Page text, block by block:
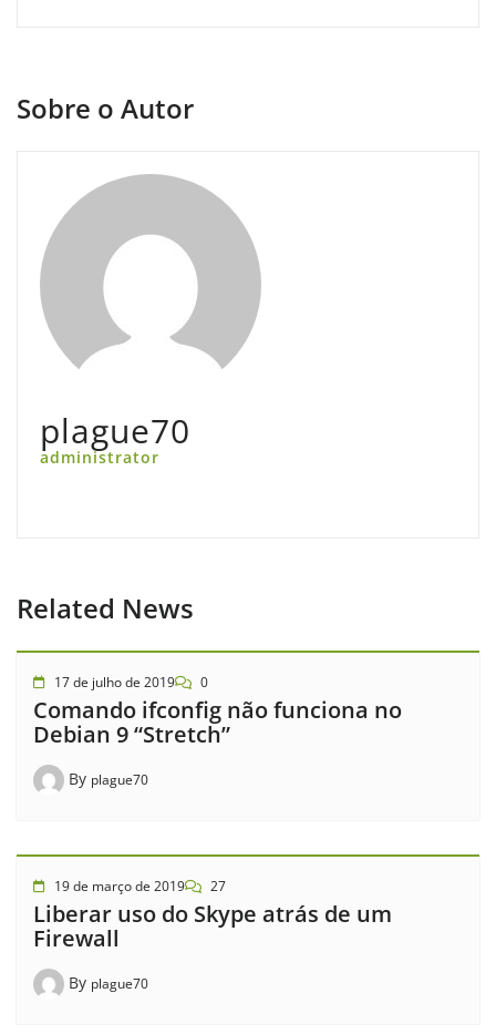
Sobre o Autor
plague70
administrator
Related News
17 de julho de 2019 0
Comando ifconfig não funciona no
Debian 9 “Stretch”
By plague70
19 de março de 2019 27
Liberar uso do Skype atrás de um
Firewall
By plague70